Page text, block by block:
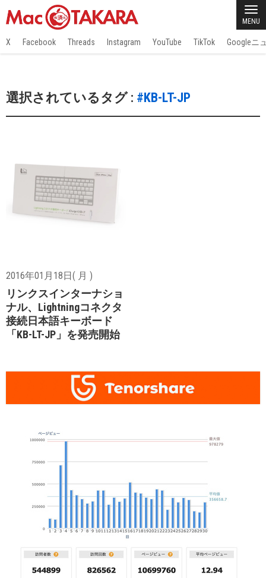
MENU
X Facebook Threads Instagram YouTube TikTok Googleニ
選択されているタグ : #KB-LT-JP
2016年01月18日( 月 )
リンクスインターナショ
ナル、Lightningコネクタ
接続日本語キーボード
「KB-LT-JP」を発売開始